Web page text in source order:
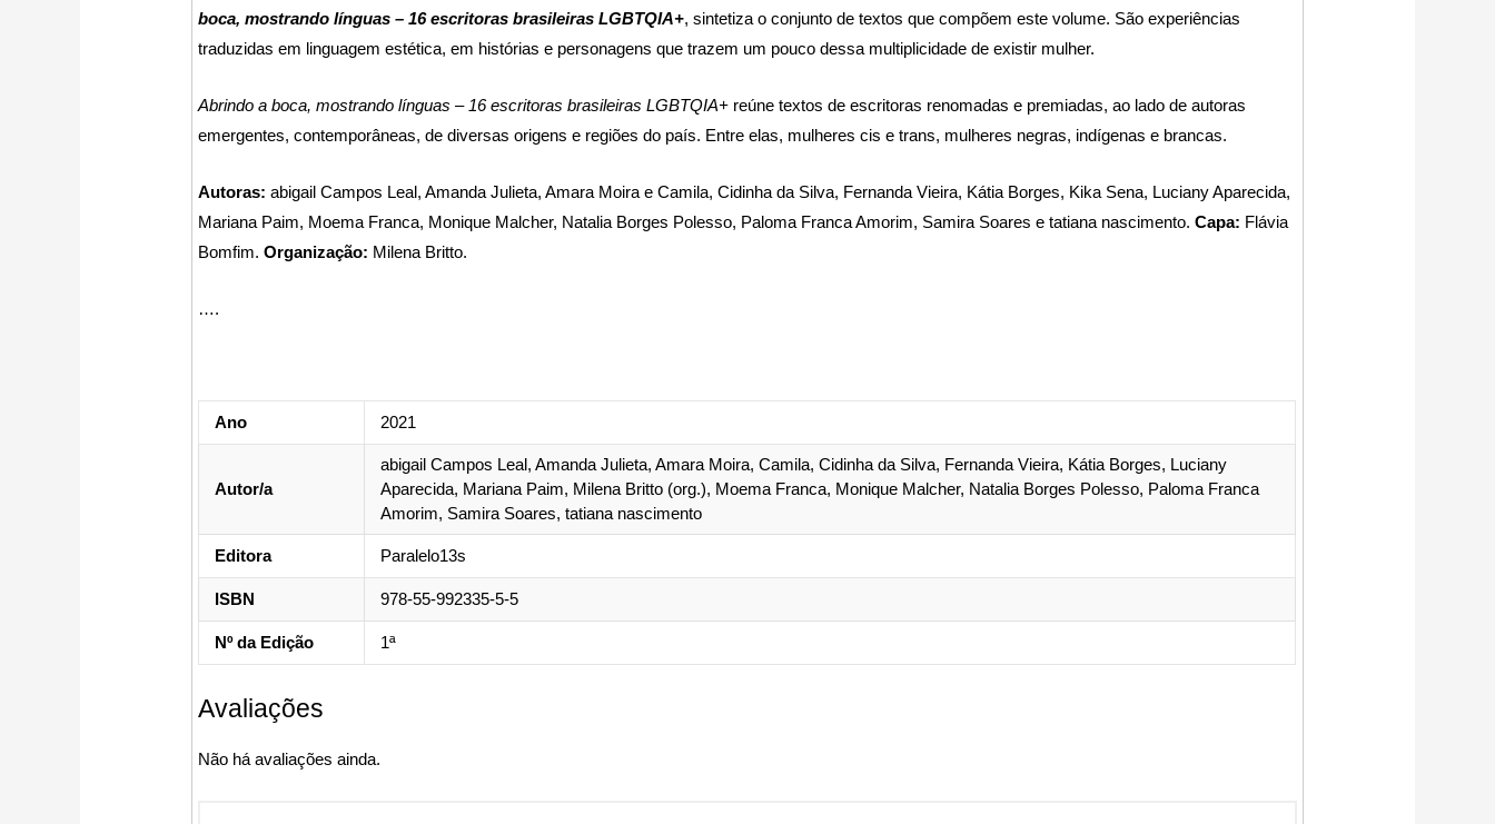
boca, mostrando línguas – 16 escritoras brasileiras LGBTQIA+, sintetiza o conjunto de textos que compõem este volume. São experiências
traduzidas em linguagem estética, em histórias e personagens que trazem um pouco dessa multiplicidade de existir mulher.
Abrindo a boca, mostrando línguas – 16 escritoras brasileiras LGBTQIA+ reúne textos de escritoras renomadas e premiadas, ao lado de autoras
emergentes, contemporâneas, de diversas origens e regiões do país. Entre elas, mulheres cis e trans, mulheres negras, indígenas e brancas.
Autoras: abigail Campos Leal, Amanda Julieta, Amara Moira e Camila, Cidinha da Silva, Fernanda Vieira, Kátia Borges, Kika Sena, Luciany Aparecida,
Mariana Paim, Moema Franca, Monique Malcher, Natalia Borges Polesso, Paloma Franca Amorim, Samira Soares e tatiana nascimento.Capa: Flávia
Bomfim.Organização: Milena Britto.
….
Ano 2021
Autor/a
abigail Campos Leal, Amanda Julieta, Amara Moira, Camila, Cidinha da Silva, Fernanda Vieira, Kátia Borges, Luciany
Aparecida, Mariana Paim, Milena Britto (org.), Moema Franca, Monique Malcher, Natalia Borges Polesso, Paloma Franca
Amorim, Samira Soares, tatiana nascimento
Editora Paralelo13s
ISBN 978-55-992335-5-5
Nº da Edição 1ª
Avaliações
Não há avaliações ainda.